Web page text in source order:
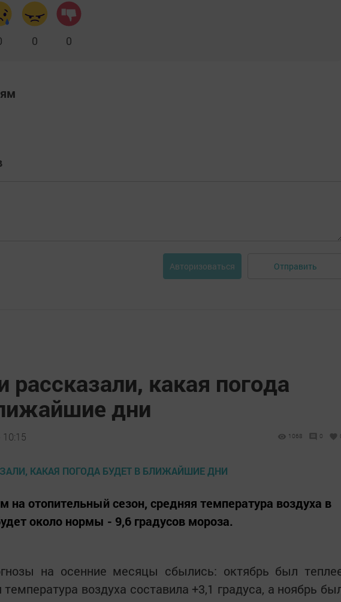
0 0
Авторизоваться Отправить
рассказали, какая погода
дни
10:15 1068 0
на отопительный сезон, средняя температура воздуха в
около нормы - 9,6 градусов мороза.
на осенние месяцы сбылись: октябрь был
воздуха составила +3,1 градуса, а ноябрь